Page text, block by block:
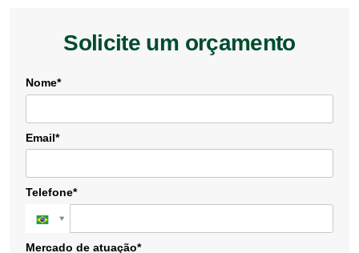
Solicite um orçamento
Nome*
Email*
Telefone*
Mercado de atuação*